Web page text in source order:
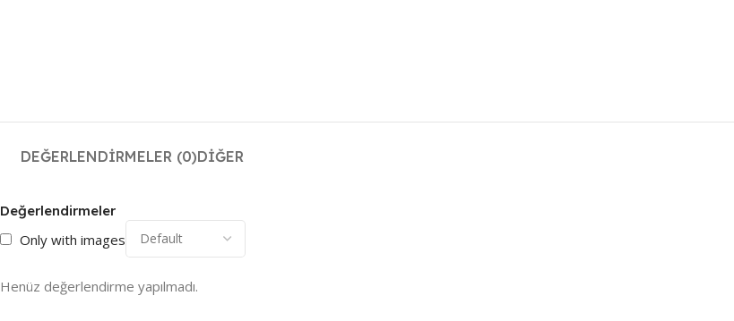
DEĞERLENDIRMELER (0)DIĞER
Değerlendirmeler
Only with images
Henüz değerlendirme yapılmadı.